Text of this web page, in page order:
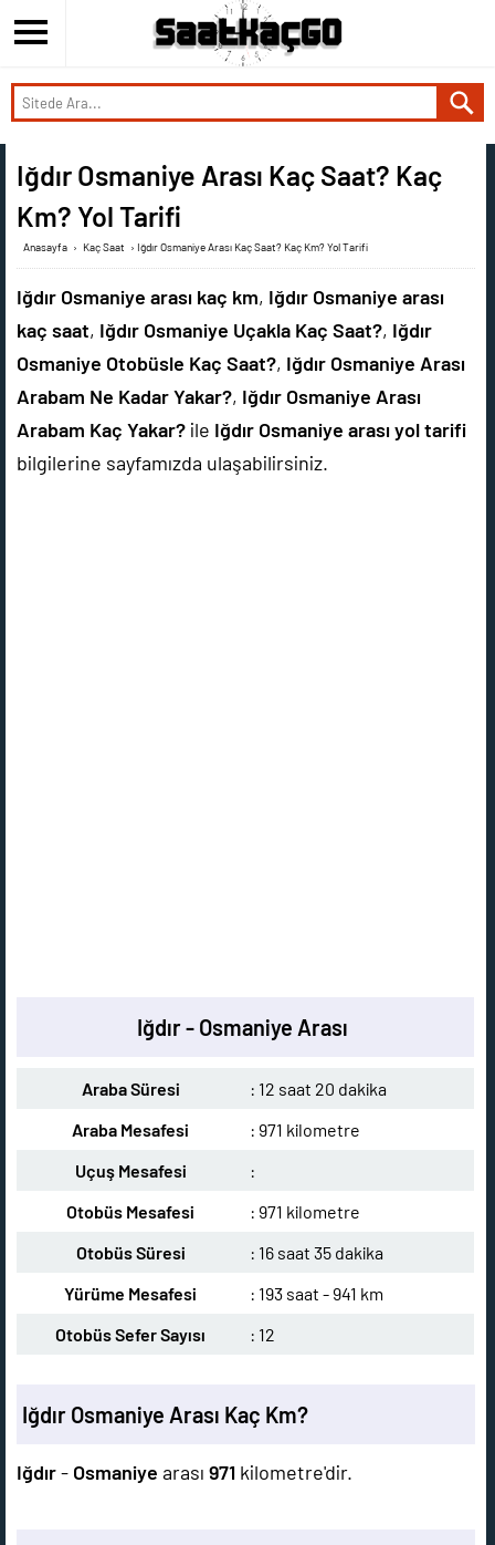
Iğdır Osmaniye Arası Kaç Saat? Kaç
Km? Yol Tarifi
Anasayfa › Kaç Saat › Iğdır Osmaniye Arası Kaç Saat? Kaç Km? Yol Tarifi
Iğdır Osmaniye arası kaç km, Iğdır Osmaniye arası
kaç saat, Iğdır Osmaniye Uçakla Kaç Saat?, Iğdır
Osmaniye Otobüsle Kaç Saat?, Iğdır Osmaniye Arası
Arabam Ne Kadar Yakar?, Iğdır Osmaniye Arası
Arabam Kaç Yakar? ile Iğdır Osmaniye arası yol tarifi
bilgilerine sayfamızda ulaşabilirsiniz.
Iğdır - Osmaniye Arası
Araba Süresi
: 12 saat 20 dakika
Araba Mesafesi
: 971 kilometre
Uçuş Mesafesi
:
Otobüs Mesafesi
: 971 kilometre
Otobüs Süresi
: 16 saat 35 dakika
Yürüme Mesafesi
: 193 saat - 941 km
Otobüs Sefer Sayısı
: 12
Iğdır Osmaniye Arası Kaç Km?
Iğdır- Osmaniye arası 971 kilometre'dir.